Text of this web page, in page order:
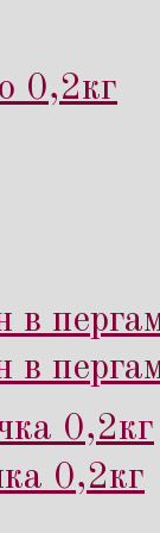
0,2кг
в
0,2кг
0,2кг